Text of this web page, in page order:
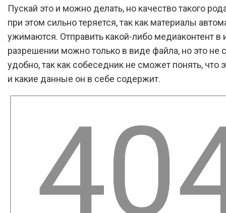
Пускай это и можно делать, но качество такого
при этом сильно теряется, так как материалы
ужимаются. Отправить какой-либо медиаконтент в
разрешении можно только в виде файла, но это не
удобно, так как собеседник не сможет понять, что
и какие данные он в себе содержит.